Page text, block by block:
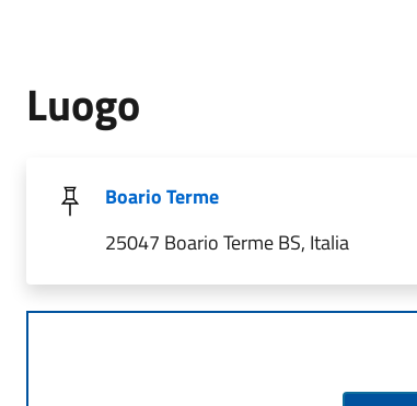
Luogo
Boario Terme
25047 Boario Terme BS, Italia